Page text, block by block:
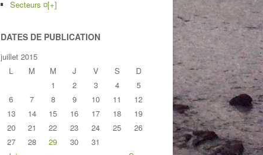
Secteurs ¤[+]
DATES DE PUBLICATION
juillet 2015
L
M M J V S
D
1
2 3 4
5
6
7 8 9 10 11
12
13
14 15 16 17 18
19
20
21 22 23 24 25
26
27
28 29 30
31